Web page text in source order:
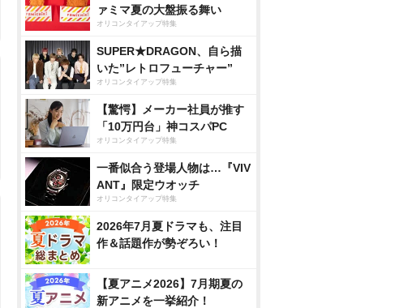
ァミマ夏の大盤振る舞い
オリコンタイアップ特集
SUPER★DRAGON、自ら描
いた”レトロフューチャー”
オリコンタイアップ特集
【驚愕】メーカー社員が推す
「10万円台」神コスパPC
オリコンタイアップ特集
一番似合う登場人物は…『VIV
ANT』限定ウオッチ
オリコンタイアップ特集
2026年7月夏ドラマも、注目
作＆話題作が勢ぞろい！
【夏アニメ2026】7月期夏の
新アニメを一挙紹介！